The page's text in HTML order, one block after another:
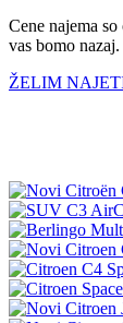
Cene najema
vas bomo
ŽELIM